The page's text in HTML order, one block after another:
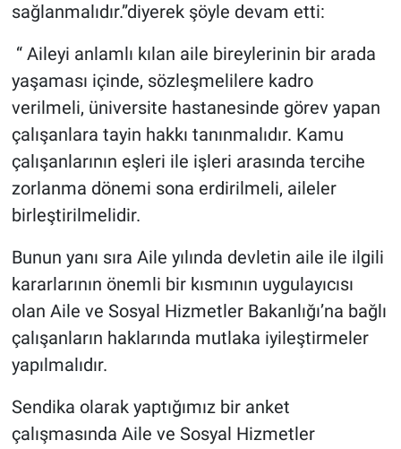
sağlanmalıdır.”diyerek şöyle devam etti:
“ Aileyi anlamlı kılan aile bireylerinin bir arada
yaşaması içinde, sözleşmelilere kadro
verilmeli, üniversite hastanesinde görev yapan
çalışanlara tayin hakkı tanınmalıdır. Kamu
çalışanlarının eşleri ile işleri arasında tercihe
zorlanma dönemi sona erdirilmeli, aileler
birleştirilmelidir.
Bunun yanı sıra Aile yılında devletin aile ile ilgili
kararlarının önemli bir kısmının uygulayıcısı
olan Aile ve Sosyal Hizmetler Bakanlığı’na bağlı
çalışanların haklarında mutlaka iyileştirmeler
yapılmalıdır.
Sendika olarak yaptığımız bir anket
çalışmasında Aile ve Sosyal Hizmetler